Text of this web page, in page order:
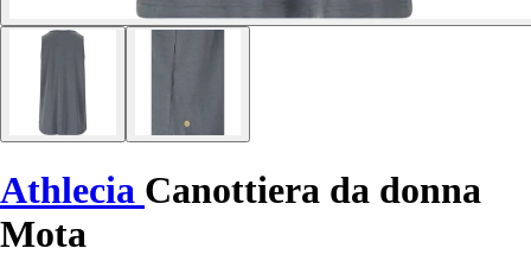
Athlecia Canottiera da donna
Mota